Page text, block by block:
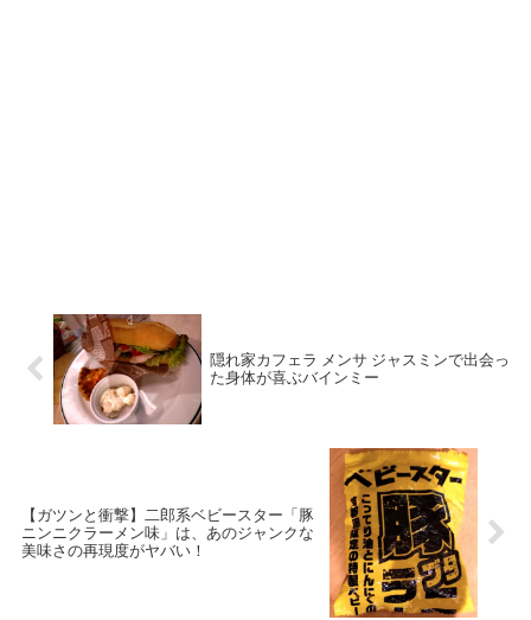
隠れ家カフェラ メンサ ジャスミンで出会っ
た身体が喜ぶバインミー
【ガツンと衝撃】二郎系ベビースター「豚
ニンニクラーメン味」は、あのジャンクな
美味さの再現度がヤバい！